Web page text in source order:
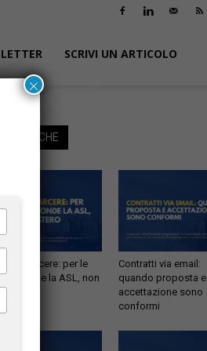
SCRIVI UN ARTICOLO
ANCHE
in carcere: per le
risponde la ASL, non
Contratti via email:
quando proposta e
accettazione sono
conformi
×